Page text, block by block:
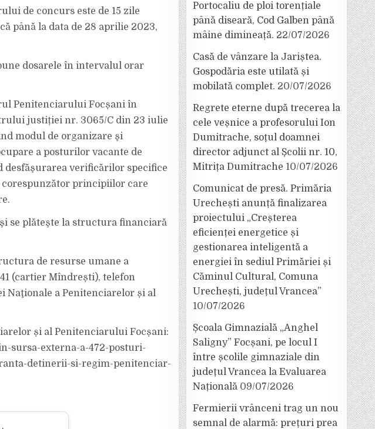
de concurs este de 15 zile
până la data de 28 aprilie 2023,
dosarele în intervalul orar
Penitenciarului Focșani în
justiției nr. 3065/C din 23 iulie
modul de organizare şi
a posturilor vacante de
verificărilor specifice
principiilor care
se plăteşte la structura financiară
de resurse umane a
(cartier Mîndrești), telefon
Naţionale a Penitenciarelor și al
și al Penitenciarului Focșani:
sursa-externa-a-472-posturi-
detinerii-si-regim-penitenciar-
Portocaliu de ploi torențiale
până diseară, Cod Galben până
mâine dimineață. 22/07/2026
Casă de vânzare la Jariștea.
Gospodăria este utilată și
mobilată complet. 20/07/2026
Regrete eterne după trecerea la
cele veșnice a profesorului Ion
Dumitrache, soțul doamnei
director adjunct al Școlii nr. 10,
Mitrița Dumitrache 10/07/2026
Comunicat de presă. Primăria
Urechești anunță finalizarea
proiectului „Creșterea
eficienței energetice și
gestionarea inteligentă a
energiei în sediul Primăriei și
Căminul Cultural, Comuna
Urechești, județul Vrancea”
10/07/2026
Școala Gimnazială „Anghel
Saligny” Focșani, pe locul I
între școlile gimnaziale din
județul Vrancea la Evaluarea
Națională 09/07/2026
Fermierii vrânceni trag un nou
semnal de alarmă: prețuri prea